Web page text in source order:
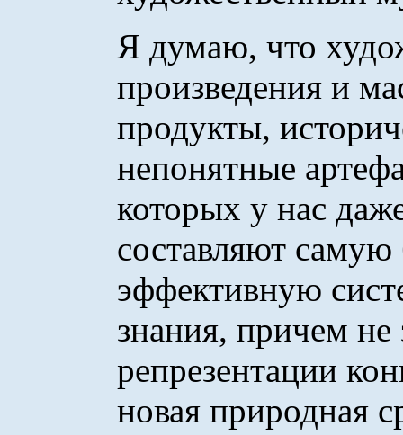
Я думаю, что
произведения и
продукты,
непонятные
которых у нас
составляют
эффективную
знания, причем не
репрезентации
новая природная